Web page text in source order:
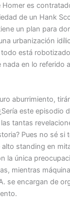
Homer es
de un Hank
un plan para
urbanización
está
nada en lo referido
aburrimiento,
este episodio
tantas
Pues no sé si
standing en
la única
mientras
se encargan de